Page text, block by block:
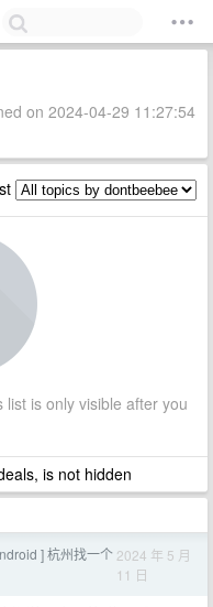
on 2024-04-29 11:27:54
is only visible after you
is not hidden
] 杭州找一个 2024 年 5 月
11 日